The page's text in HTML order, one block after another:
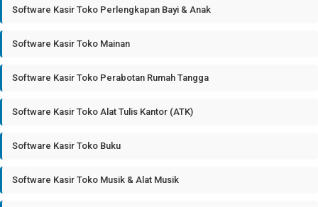
Software Kasir Toko Perlengkapan Bayi & Anak
Software Kasir Toko Mainan
Software Kasir Toko Perabotan Rumah Tangga
Software Kasir Toko Alat Tulis Kantor (ATK)
Software Kasir Toko Buku
Software Kasir Toko Musik & Alat Musik